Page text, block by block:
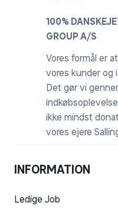
100%
GROUP A/S
Vores formål er
vores kunder og
Det gør vi
ikke mindst
vores ejere
INFORMATION
Ledige Job